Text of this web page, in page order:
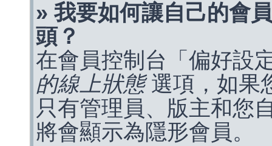
» 我要如何讓自己的會
頭？
在會員控制台「偏好設
的線上狀態選項，如果
只有管理員、版主和您
將會顯示為隱形會員。